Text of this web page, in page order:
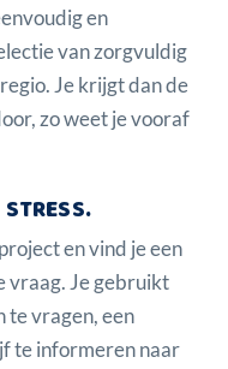
en
van zorgvuldig
Je krijgt dan de
zo weet je vooraf
en vind je een
vraag. Je gebruikt
te vragen, een
te informeren naar